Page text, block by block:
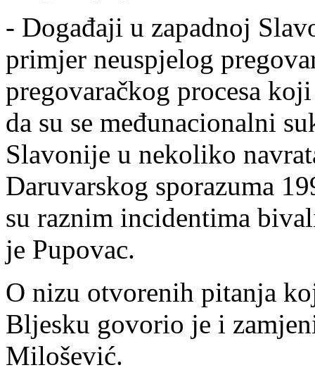
- Događaji u zapadnoj
primjer neuspjelog
pregovaračkog procesa
da su se međunacionalni
Slavonije u nekoliko
Daruvarskog sporazuma
su raznim incidentima
je Pupovac.
O nizu otvorenih pitanja
Bljesku govorio je i
Milošević.